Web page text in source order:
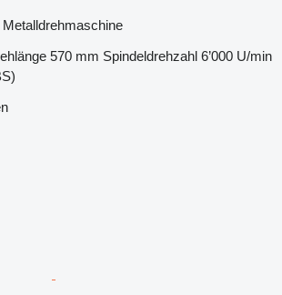
570 mm Spindeldrehzahl 6’000 U/min